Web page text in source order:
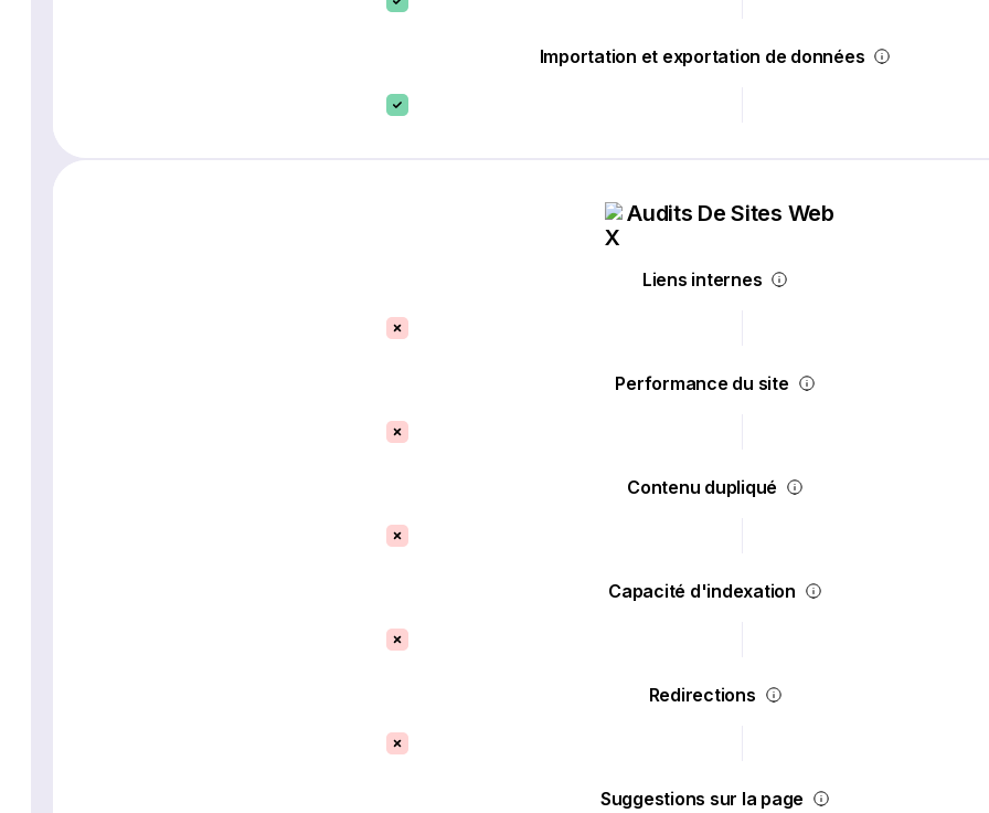
Importation et exportation de données
Audits De Sites Web
Liens internes
Performance du site
Contenu dupliqué
Capacité d'indexation
Redirections
Suggestions sur la page